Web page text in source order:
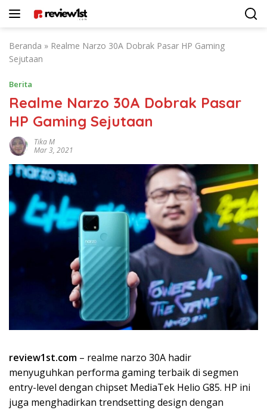
Beranda » Realme Narzo 30A Dobrak Pasar HP Gaming
Sejutaan
Berita
Realme Narzo 30A Dobrak Pasar
HP Gaming Sejutaan
Tika M
Mar 3, 2021
review1st.com – realme narzo 30A hadir
menyuguhkan performa gaming terbaik di segmen
entry-level dengan chipset MediaTek Helio G85. HP ini
juga menghadirkan trendsetting design dengan